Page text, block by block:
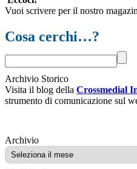
Vuoi scrivere per il nostro
Cosa cerchi…?
Archivio Storico
Visita il blog della Crossmedial
strumento di comunicazione sul
ArchivioArchivio